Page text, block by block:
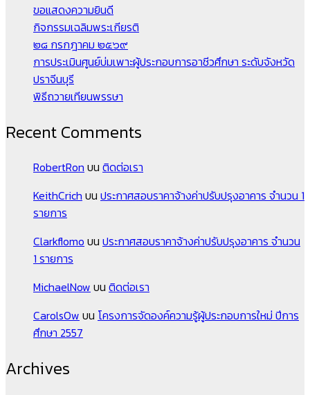
ขอแสดงความยินดี
กิจกรรมเฉลิมพระเกียรติ
๒๘ กรกฎาคม ๒๕๖๙
การประเมินศูนย์บ่มเพาะผู้ประกอบการอาชีวศึกษา ระดับจังหวัด
ปราจีนบุรี
พิธีถวายเทียนพรรษา
Recent Comments
RobertRon บน ติดต่อเรา
KeithCrich บน ประกาศสอบราคาจ้างค่าปรับปรุงอาคาร จำนวน 1
รายการ
Clarkflomo บน ประกาศสอบราคาจ้างค่าปรับปรุงอาคาร จำนวน
1 รายการ
MichaelNow บน ติดต่อเรา
CarolsOw บน โครงการจัดองค์ความรู้ผู้ประกอบการใหม่ ปีการ
ศึกษา 2557
Archives